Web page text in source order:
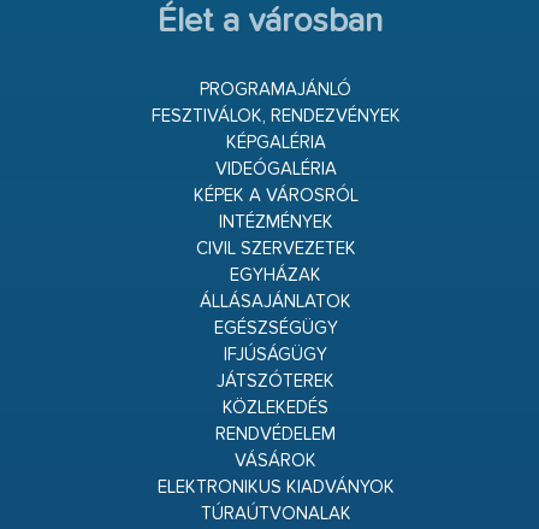
Élet a városban
PROGRAMAJÁNLÓ
FESZTIVÁLOK, RENDEZVÉNYEK
KÉPGALÉRIA
VIDEÓGALÉRIA
KÉPEK A VÁROSRÓL
INTÉZMÉNYEK
CIVIL SZERVEZETEK
EGYHÁZAK
ÁLLÁSAJÁNLATOK
EGÉSZSÉGÜGY
IFJÚSÁGÜGY
JÁTSZÓTEREK
KÖZLEKEDÉS
RENDVÉDELEM
VÁSÁROK
ELEKTRONIKUS KIADVÁNYOK
TÚRAÚTVONALAK